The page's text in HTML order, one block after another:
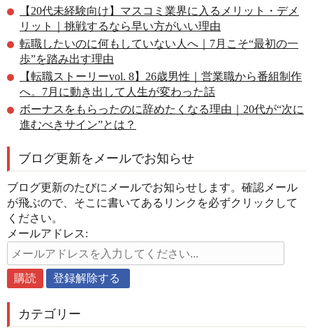
【20代未経験向け】マスコミ業界に入るメリット・デメ
リット｜挑戦するなら早い方がいい理由
転職したいのに何もしていない人へ｜7月こそ“最初の一
歩”を踏み出す理由
【転職ストーリーvol. 8】26歳男性｜営業職から番組制作
へ。7月に動き出して人生が変わった話
ボーナスをもらったのに辞めたくなる理由｜20代が“次に
進むべきサイン”とは？
ブログ更新をメールでお知らせ
ブログ更新のたびにメールでお知らせします。確認メール
が飛ぶので、そこに書いてあるリンクを必ずクリックして
ください。
メールアドレス:
カテゴリー